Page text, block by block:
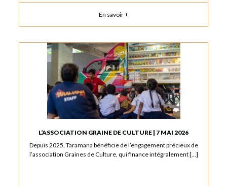
En savoir +
L’ASSOCIATION GRAINE DE CULTURE | 7 MAI 2026
Depuis 2025, Taramana bénéficie de l’engagement précieux de
l’association Graines de Culture, qui finance intégralement […]